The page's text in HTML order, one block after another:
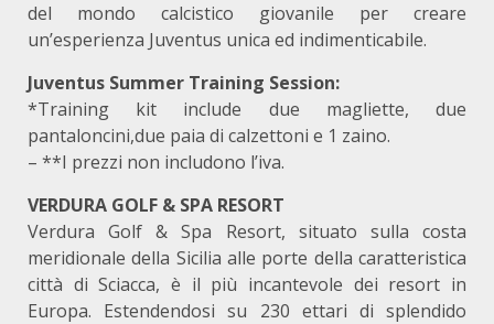
del mondo calcistico giovanile per creare
un’esperienza Juventus unica ed indimenticabile.
Juventus Summer Training Session:
*Training kit include due magliette, due
pantaloncini,due paia di calzettoni e 1 zaino.
– **I prezzi non includono l’iva.
VERDURA GOLF & SPA RESORT
Verdura Golf & Spa Resort, situato sulla costa
meridionale della Sicilia alle porte della caratteristica
città di Sciacca, è il più incantevole dei resort in
Europa. Estendendosi su 230 ettari di splendido